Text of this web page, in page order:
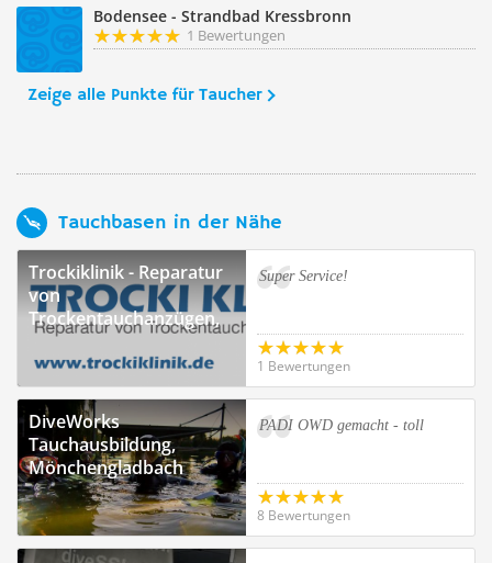
Bodensee - Strandbad Kressbronn
1 Bewertungen
Zeige alle Punkte für Taucher
Tauchbasen in der Nähe
Trockiklinik - Reparatur
von
Trockentauchanzügen,
Viersen
Super Service!
1 Bewertungen
DiveWorks
Tauchausbildung,
Mönchengladbach
PADI OWD gemacht - toll
8 Bewertungen